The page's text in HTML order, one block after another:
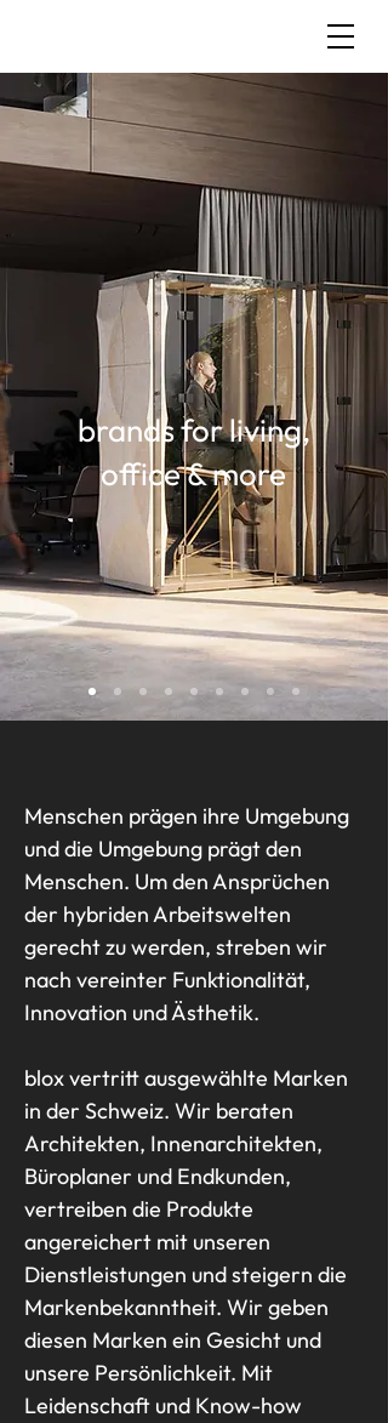
brands for living,
office & more
Menschen prägen ihre Umgebung
und die Umgebung prägt den
Menschen. Um den Ansprüchen
der hybriden Arbeitswelten
gerecht zu werden, streben wir
nach vereinter Funktionalität,
Innovation und Ästhetik.
blox vertritt ausgewählte Marken
in der Schweiz. Wir beraten
Architekten, Innenarchitekten,
Büroplaner und Endkunden,
vertreiben die Produkte
angereichert mit unseren
Dienstleistungen und steigern die
Markenbekanntheit. Wir geben
diesen Marken ein Gesicht und
unsere Persönlichkeit. Mit
Leidenschaft und Know-how